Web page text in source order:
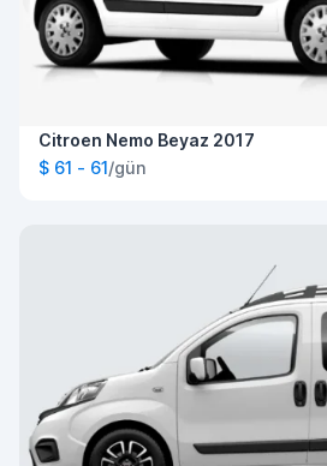
Citroen Nemo Beyaz 2017
$ 61 - 61/gün